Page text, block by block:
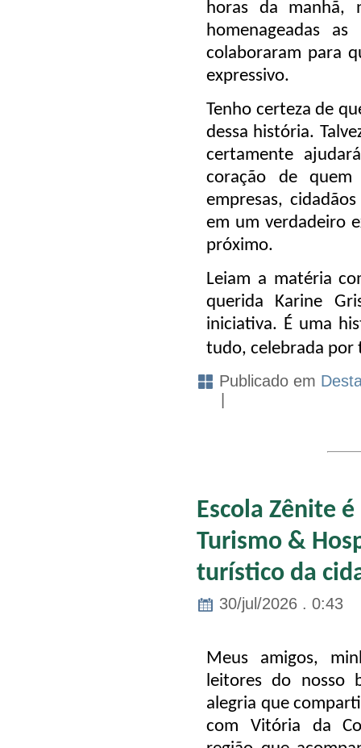
horas da manhã,
homenageadas
colaboraram para
expressivo.
Tenho certeza de
dessa história.
certamente
coração de
empresas,
em um verdadeiro
próximo.
Leiam a matéria
querida Karine
iniciativa. É uma
tudo, celebrada por
Publicado em
Escola Zênite
Turismo &
turístico da
30/jul/2026 . 0:43
Meus amigos,
leitores do nosso
alegria que
com Vitória da